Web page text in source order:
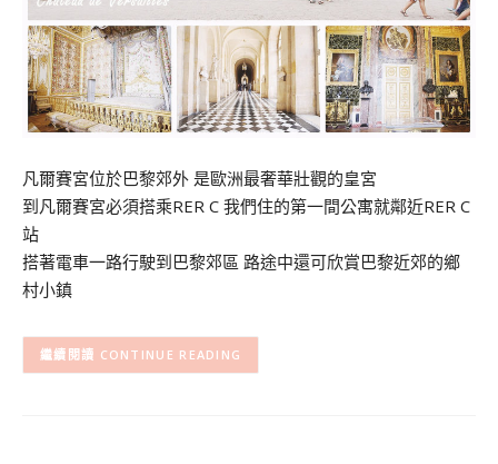
凡爾賽宮位於巴黎郊外 是歐洲最奢華壯觀的皇宮
到凡爾賽宮必須搭乘RER C 我們住的第一間公寓就鄰近RER C
站
搭著電車一路行駛到巴黎郊區 路途中還可欣賞巴黎近郊的鄉
村小鎮
CONTINUE READING